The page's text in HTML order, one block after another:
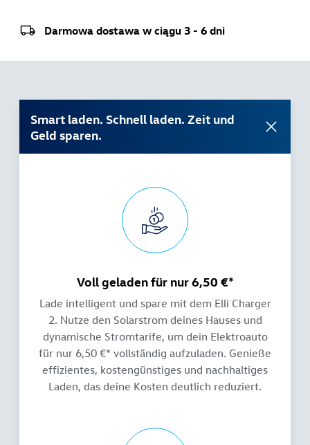
Darmowa dostawa w ciągu 3 - 6 dni
Smart laden. Schnell laden. Zeit und
Geld sparen.
Voll geladen für nur 6,50 €*
Lade intelligent und spare mit dem Elli Charger
2. Nutze den Solarstrom deines Hauses und
dynamische Stromtarife, um dein Elektroauto
für nur 6,50 €* vollständig aufzuladen. Genieße
effizientes, kostengünstiges und nachhaltiges
Laden, das deine Kosten deutlich reduziert.